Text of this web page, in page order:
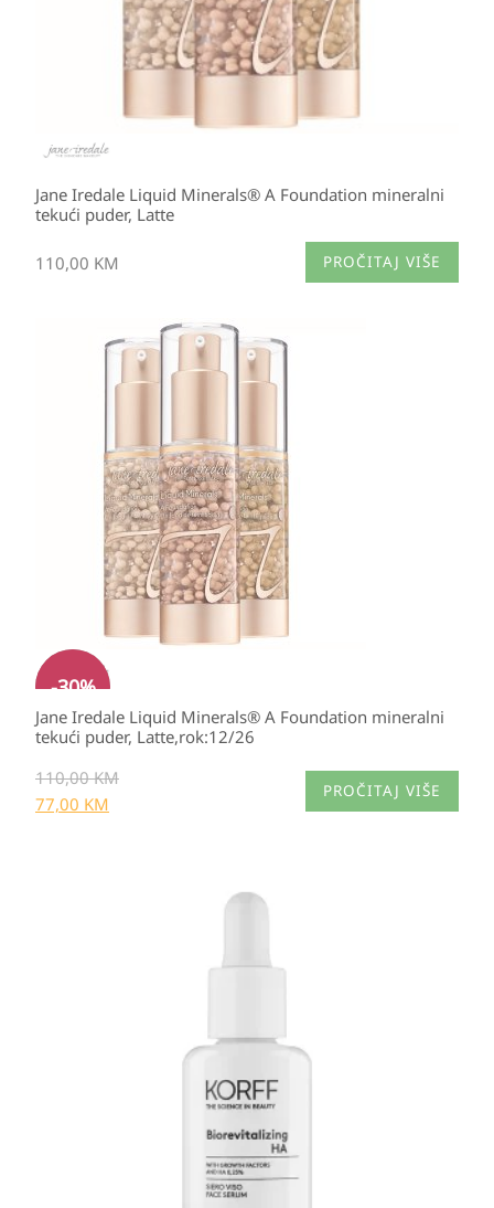
Jane Iredale Liquid Minerals® A Foundation mineralni
tekući puder, Latte
110,00 KM PROČITAJ VIŠE
-30%
Jane Iredale Liquid Minerals® A Foundation mineralni
tekući puder, Latte,rok:12/26
110,00KM
110,00 KM.
77,00 KM
Trenutna
PROČITAJ VIŠE